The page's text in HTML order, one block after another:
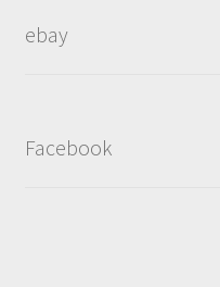
ebay
Facebook